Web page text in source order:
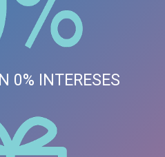
0% INTERESES